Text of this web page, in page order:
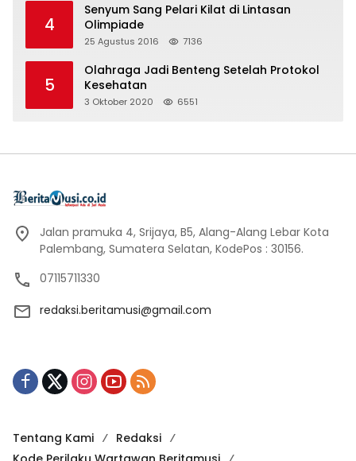
4
Senyum Sang Pelari Kilat di Lintasan
Olimpiade
25 Agustus 2016 7136
5
Olahraga Jadi Benteng Setelah Protokol
Kesehatan
3 Oktober 2020 6551
Jalan pramuka 4, Srijaya, B5, Alang-Alang Lebar Kota
Palembang, Sumatera Selatan, KodePos : 30156.
07115711330
redaksi.beritamusi@gmail.com
Tentang Kami
Redaksi